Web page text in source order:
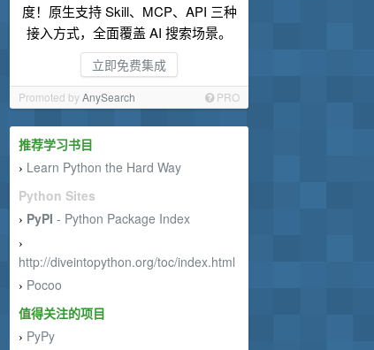
度！原生支持 Skill、MCP、API 三种
接入方式，全面覆盖 AI 搜索场景。
立即免费集成
Promoted byAnySearch PRO
推荐学习书目
› Learn Python the Hard Way
Python Sites
› PyPI - Python Package Index
›
http://diveintopython.org/toc/index.html
› Pocoo
值得关注的项目
› PyPy